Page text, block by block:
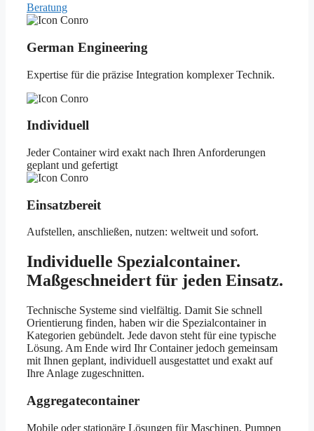
Beratung
German Engineering
Expertise für die präzise Integration komplexer Technik.
Individuell
Jeder Container wird exakt nach Ihren Anforderungen
geplant und gefertigt
Einsatzbereit
Aufstellen, anschließen, nutzen: weltweit und sofort.
Individuelle Spezialcontainer.
Maßgeschneidert für jeden Einsatz.
Technische Systeme sind vielfältig. Damit Sie schnell
Orientierung finden, haben wir die Spezialcontainer in
Kategorien gebündelt. Jede davon steht für eine typische
Lösung. Am Ende wird Ihr Container jedoch gemeinsam
mit Ihnen geplant, individuell ausgestattet und exakt auf
Ihre Anlage zugeschnitten.
Aggregatecontainer
Mobile oder stationäre Lösungen für Maschinen, Pumpen